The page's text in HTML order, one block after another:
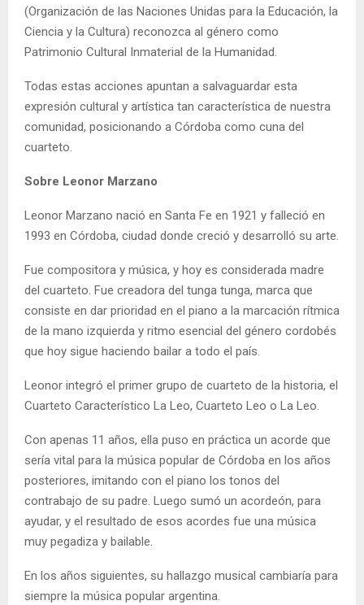
(Organización de las Naciones Unidas para la Educación, la
Ciencia y la Cultura) reconozca al género como
Patrimonio Cultural Inmaterial de la Humanidad.
Todas estas acciones apuntan a salvaguardar esta
expresión cultural y artística tan característica de nuestra
comunidad, posicionando a Córdoba como cuna del
cuarteto.
Sobre Leonor Marzano
Leonor Marzano nació en Santa Fe en 1921 y falleció en
1993 en Córdoba, ciudad donde creció y desarrolló su arte.
Fue compositora y música, y hoy es considerada madre
del cuarteto. Fue creadora del tunga tunga, marca que
consiste en dar prioridad en el piano a la marcación rítmica
de la mano izquierda y ritmo esencial del género cordobés
que hoy sigue haciendo bailar a todo el país.
Leonor integró el primer grupo de cuarteto de la historia, el
Cuarteto Característico La Leo, Cuarteto Leo o La Leo.
Con apenas 11 años, ella puso en práctica un acorde que
sería vital para la música popular de Córdoba en los años
posteriores, imitando con el piano los tonos del
contrabajo de su padre. Luego sumó un acordeón, para
ayudar, y el resultado de esos acordes fue una música
muy pegadiza y bailable.
En los años siguientes, su hallazgo musical cambiaría para
siempre la música popular argentina.